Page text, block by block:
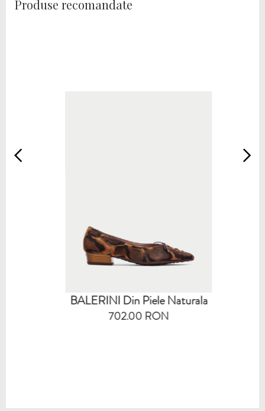
Produse recomandate
BALERINI Din Piele Naturala
702.00 RON